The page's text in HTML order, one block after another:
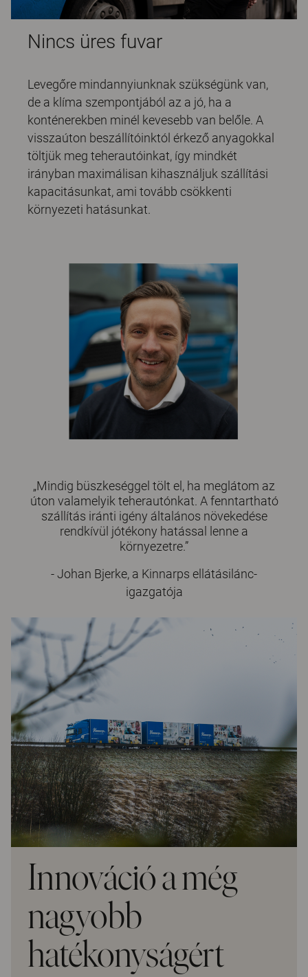
Nincs üres fuvar
Levegőre mindannyiunknak szükségünk van,
de a klíma szempontjából az a jó, ha a
konténerekben minél kevesebb van belőle. A
visszaúton beszállítóinktól érkező anyagokkal
töltjük meg teherautóinkat, így mindkét
irányban maximálisan kihasználjuk szállítási
kapacitásunkat, ami tovább csökkenti
környezeti hatásunkat.
„Mindig büszkeséggel tölt el, ha meglátom az
úton valamelyik teherautónkat. A fenntartható
szállítás iránti igény általános növekedése
rendkívül jótékony hatással lenne a
környezetre.”
- Johan Bjerke, a Kinnarps ellátásilánc-
igazgatója
Innováció a még
nagyobb
hatékonyságért